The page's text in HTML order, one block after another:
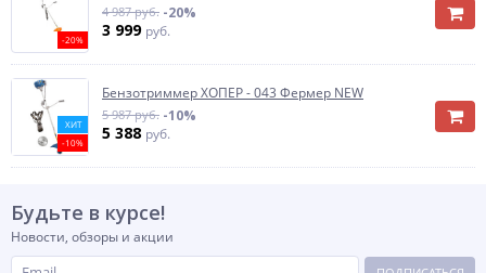
-20%
4 987 руб. -20%
3 999 руб.
ХИТ
-10%
Бензотриммер ХОПЕР - 043 Фермер NEW
5 987 руб. -10%
5 388 руб.
Будьте в курсе!
Новости, обзоры и акции